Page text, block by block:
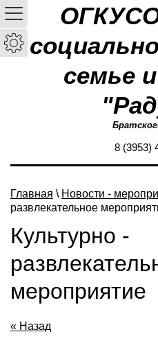
семье
8 (3953)
Главная \ Новости -
развлекательное
Культурно -
мероприятие
« Назад